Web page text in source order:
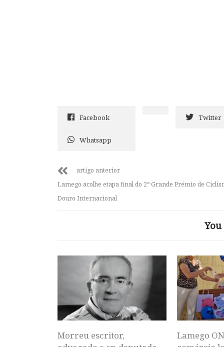
Facebook Twitter
Whatsapp
artigo anterior
Lamego acolhe etapa final do 2º Grande Prémio de
Douro Internacional
Morreu escritor,
Lamego